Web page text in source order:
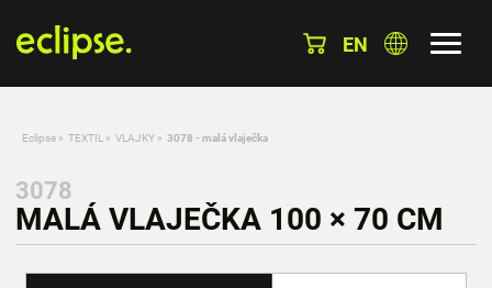
EN
Eclipse » TEXTIL » VLAJKY » 3078 - malá vlaječka
3078
MALÁ VLAJEČKA 100 × 70 CM